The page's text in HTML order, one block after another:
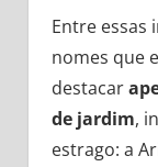
Entre essas
nomes que
destacar
de jardim,
estrago: a